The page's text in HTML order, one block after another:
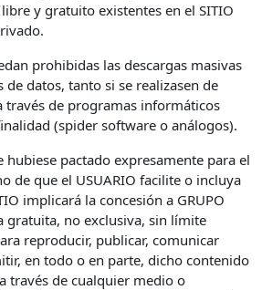
y gratuito existentes en el SITIO
prohibidas las descargas masivas
de datos, tanto si se realizasen de
través de programas informáticos
(spider software o análogos).
hubiese pactado expresamente para el
de que el USUARIO facilite o incluya
implicará la concesión a GRUPO
gratuita, no exclusiva, sin límite
reproducir, publicar, comunicar
en todo o en parte, dicho contenido
través de cualquier medio o